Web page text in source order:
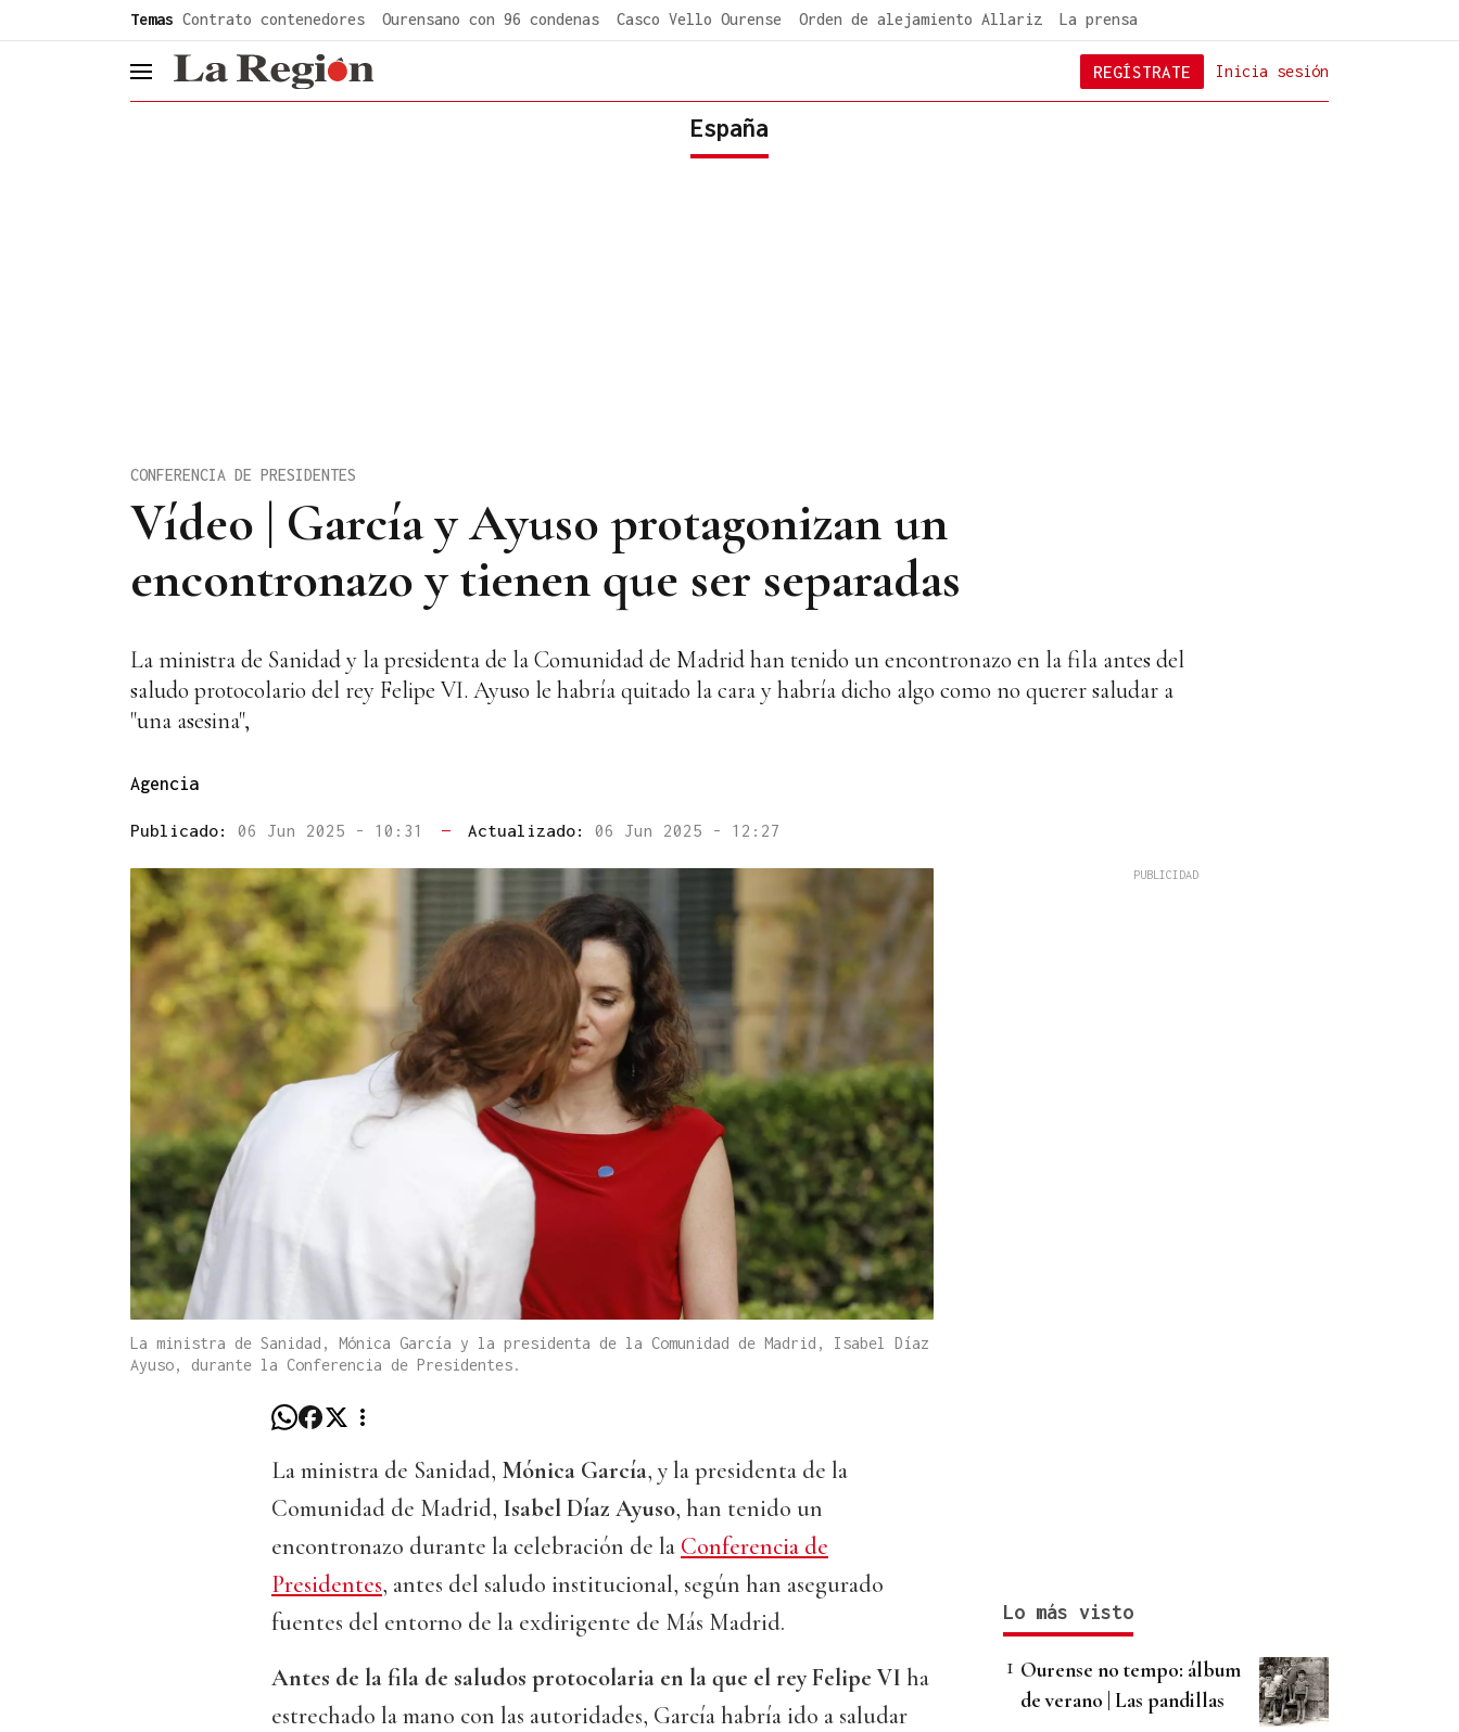
Temas Contrato contenedores Ourensano con 96 condenas Casco Vello Ourense Orden de alejamiento Allariz La prensa
header.menu.open Inicia sesión
REGÍSTRATE
España
Vídeo | García y Ayuso protagonizan un
encontronazo y tienen que ser separadas
CONFERENCIA DE PRESIDENTES
La ministra de Sanidad y la presidenta de la Comunidad de Madrid han tenido un encontronazo en la fila antes del
saludo protocolario del rey Felipe VI. Ayuso le habría quitado la cara y habría dicho algo como no querer saludar a
"una asesina",
Agencia
Publicado: 06 Jun 2025 - 10:31 — Actualizado: 06 Jun 2025 - 12:27
La ministra de Sanidad, Mónica García y la presidenta de la Comunidad de Madrid, Isabel Díaz
Ayuso, durante la Conferencia de Presidentes.
La ministra de Sanidad, Mónica García, y la presidenta de la
Comunidad de Madrid, Isabel Díaz Ayuso, han tenido un
encontronazo durante la celebración de la Conferencia de
Presidentes, antes del saludo institucional, según han asegurado
fuentes del entorno de la exdirigente de Más Madrid.
Antes de la fila de saludos protocolaria en la que el rey Felipe VI ha
estrechado la mano con las autoridades, García habría ido a saludar
Lo más visto
Ourense no tempo: álbum
de verano | Las pandillas